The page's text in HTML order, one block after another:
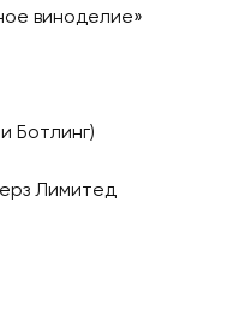
виноделие»
Ботлинг)
Лимитед